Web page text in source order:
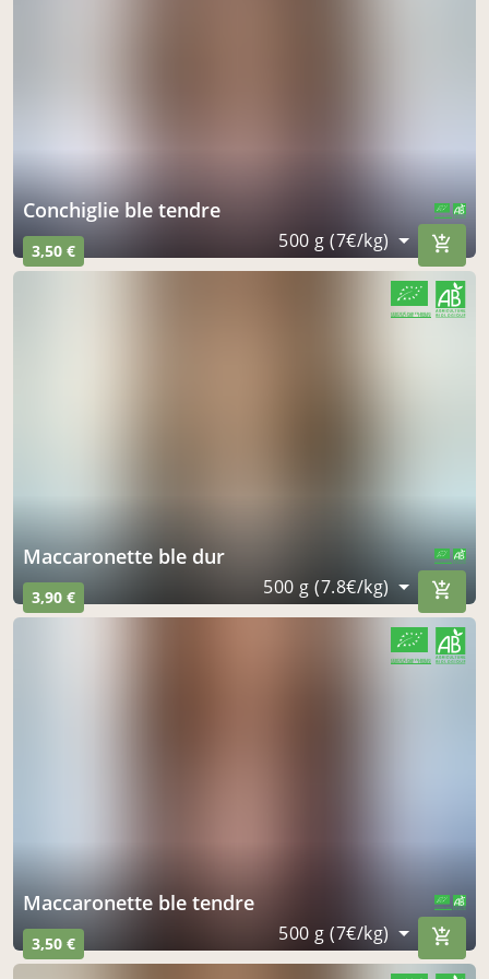
conchiglie ble tendre
3,50 € 500 g (7€/kg)
maccaronette ble dur
3,90 € 500 g (7.8€/kg)
CERTIFIÉ PAR FR-BIO-01
AGRICULTURE FRANCE
maccaronette ble tendre
3,50 € 500 g (7€/kg)
CERTIFIÉ PAR FR-BIO-01
AGRICULTURE FRANCE